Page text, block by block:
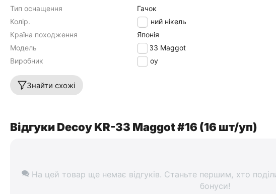
Тип оснащення
Гачок
Колір.
Чорний нікель
Країна походження
Японія
Модель
KR-33 Maggot
Виробник
Decoy
Знайти схожі
Відгуки Decoy KR-33 Maggot #16 (16 шт/уп)
На цей товар ще немає відгуків. Станьте першим, хто
бонуси!